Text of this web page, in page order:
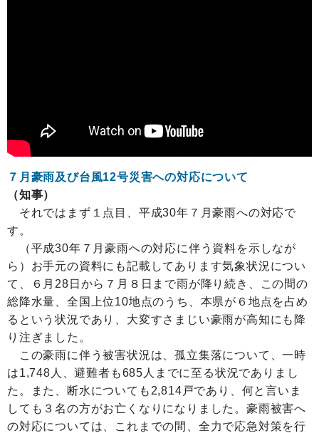
７月豪雨及び台風12号災害への対応について
（知事）
それではまず１点目、平成30年７月豪雨への対応で
す。
（平成30年７月豪雨への対応に伴う資料を示しなが
ら）お手元の資料にも記載してあります気象状況につい
て、６月28日から７月８日まで雨が降り続き、この間の
総降水量、全国上位10地点のうち、本県が６地点を占め
るという状況であり、大変すさまじい豪雨が高知にも降
り注ぎました。
この豪雨に伴う被害状況は、孤立集落について、一時
は1,748人、避難者も685人までに至る状況でありまし
た。また、断水についても2,814戸であり、何と言いま
しても３名の方がお亡くなりになりました。豪雨被害へ
の対応については、これまでの間、全力で応急対策を行